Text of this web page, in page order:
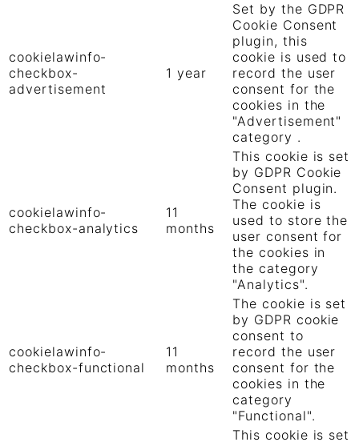
cookielawinfo-
checkbox-
advertisement
1 year
Set by the GDPR
Cookie Consent
plugin, this
cookie is used to
record the user
consent for the
cookies in the
"Advertisement"
category .
cookielawinfo-
checkbox-analytics
11
months
This cookie is set
by GDPR Cookie
Consent plugin.
The cookie is
used to store the
user consent for
the cookies in
the category
"Analytics".
cookielawinfo-
checkbox-functional
11
months
The cookie is set
by GDPR cookie
consent to
record the user
consent for the
cookies in the
category
"Functional".
This cookie is set